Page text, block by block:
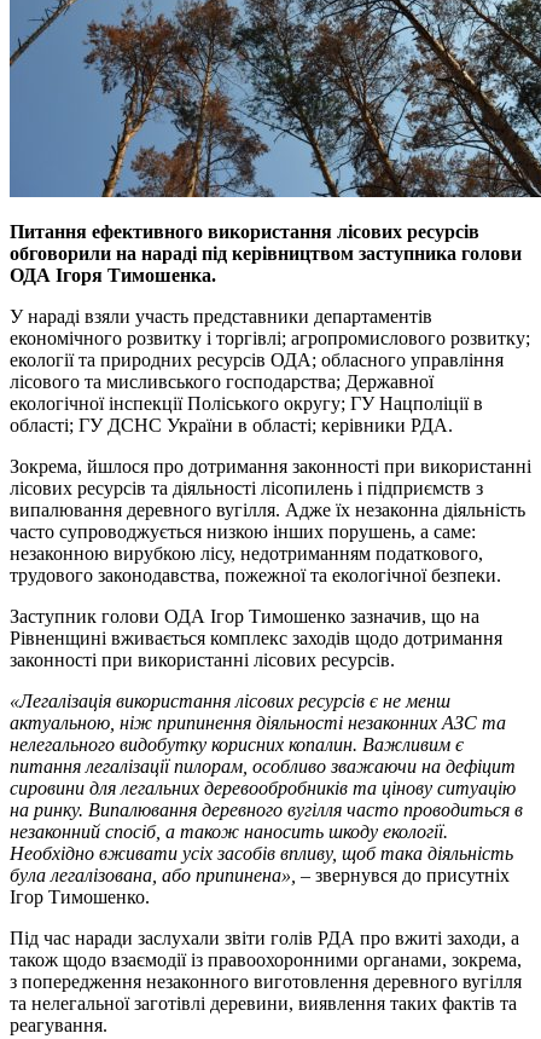
Питання ефективного використання лісових ресурсів
обговорили на нараді під керівництвом заступника голови
ОДА Ігоря Тимошенка.
У нараді взяли участь представники департаментів
економічного розвитку і торгівлі; агропромислового розвитку;
екології та природних ресурсів ОДА; обласного управління
лісового та мисливського господарства; Державної
екологічної інспекції Поліського округу; ГУ Нацполіції в
області; ГУ ДСНС України в області; керівники РДА.
Зокрема, йшлося про дотримання законності при використанні
лісових ресурсів та діяльності лісопилень і підприємств з
випалювання деревного вугілля. Адже їх незаконна діяльність
часто супроводжується низкою інших порушень, а саме:
незаконною вирубкою лісу, недотриманням податкового,
трудового законодавства, пожежної та екологічної безпеки.
Заступник голови ОДА Ігор Тимошенко зазначив, що на
Рівненщині вживається комплекс заходів щодо дотримання
законності при використанні лісових ресурсів.
«Легалізація використання лісових ресурсів є не менш
актуальною, ніж припинення діяльності незаконних АЗС та
нелегального видобутку корисних копалин. Важливим є
питання легалізації пилорам, особливо зважаючи на дефіцит
сировини для легальних деревообробників та цінову ситуацію
на ринку. Випалювання деревного вугілля часто проводиться в
незаконний спосіб, а також наносить шкоду екології.
Необхідно вживати усіх засобів впливу, щоб така діяльність
була легалізована, або припинена», – звернувся до присутніх
Ігор Тимошенко.
Під час наради заслухали звіти голів РДА про вжиті заходи, а
також щодо взаємодії із правоохоронними органами, зокрема,
з попередження незаконного виготовлення деревного вугілля
та нелегальної заготівлі деревини, виявлення таких фактів та
реагування.